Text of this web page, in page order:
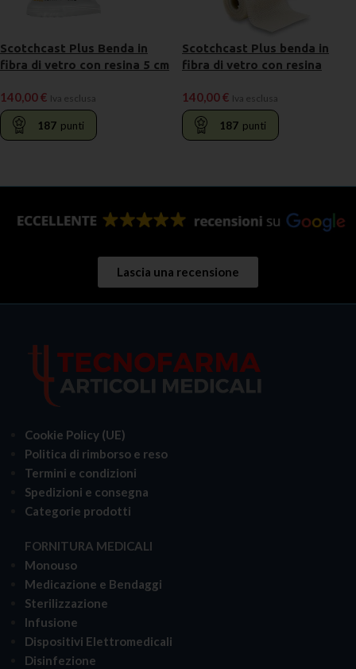
Scotchcast Plus Benda in
fibra di vetro con resina 5 cm
140,00€ Iva esclusa
187 punti
Scotchcast Plus benda in
fibra di vetro con resina
140,00€ Iva esclusa
187 punti
Lascia una recensione
Cookie Policy (UE)
Politica di rimborso e reso
Termini e condizioni
Spedizioni e consegna
Categorie prodotti
FORNITURA MEDICALI
Monouso
Medicazione e Bendaggi
Sterilizzazione
Infusione
Dispositivi Elettromedicali
Disinfezione